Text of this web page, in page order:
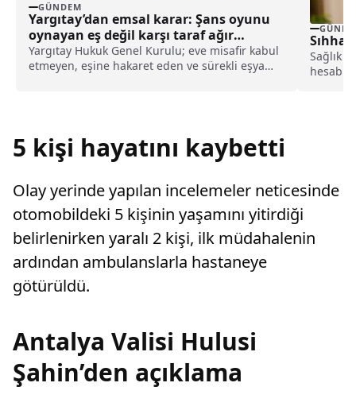
GÜNDEM
Yargıtay’dan emsal karar: Şans oyunu
oynayan eş değil karşı taraf ağır
kusurlu sayıldı
Yargıtay Hukuk Genel Kurulu; eve misafir kabul
etmeyen, eşine hakaret eden ve sürekli eşya
Sıhhat
Sağlık
5 kişi hayatını kaybetti
Olay yerinde yapılan incelemeler neticesinde
otomobildeki 5 kişinin yaşamını yitirdiği
belirlenirken yaralı 2 kişi, ilk müdahalenin
ardından ambulanslarla hastaneye
götürüldü.
Antalya Valisi Hulusi
Şahin’den açıklama